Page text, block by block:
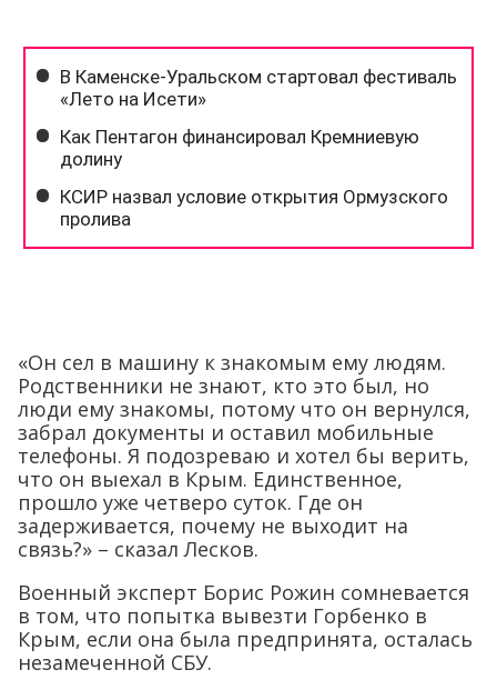
«Он сел в машину к знакомым ему людям.
Родственники не знают, кто это был, но
люди ему знакомы, потому что он вернулся,
забрал документы и оставил мобильные
телефоны. Я подозреваю и хотел бы верить,
что он выехал в Крым. Единственное,
прошло уже четверо суток. Где он
задерживается, почему не выходит на
связь?» – сказал Лесков.
Военный эксперт Борис Рожин сомневается
в том, что попытка вывезти Горбенко в
Крым, если она была предпринята, осталась
незамеченной СБУ.